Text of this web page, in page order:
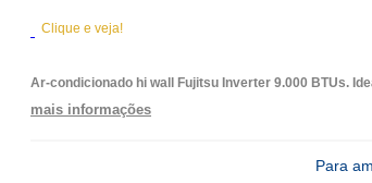
Clique e veja!
Ar-condicionado hi wall Fujitsu Inverter 9.000 BTUs.
mais informações
Para